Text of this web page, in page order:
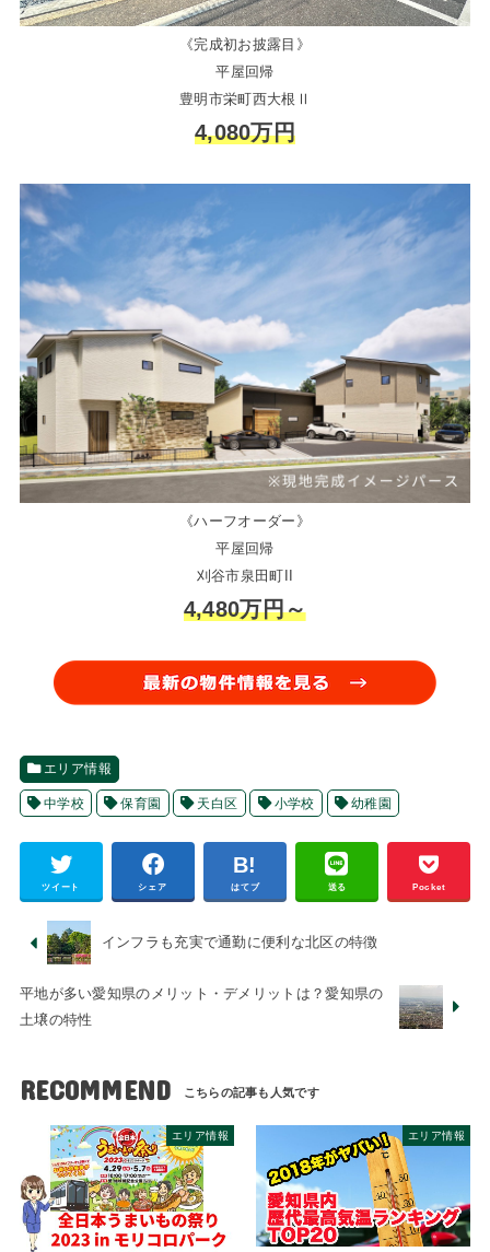
《完成初お披露目》
平屋回帰
豊明市栄町西大根Ⅱ
4,080万円
《ハーフオーダー》
平屋回帰
刈谷市泉田町II
4,480万円～
エリア情報
中学校 保育園 天白区 小学校 幼稚園
ツイート シェア はてブ 送る Pocket
インフラも充実で通勤に便利な北区の特徴
平地が多い愛知県のメリット・デメリットは？愛知県の
土壌の特性
RECOMMEND
エリア情報 エリア情報